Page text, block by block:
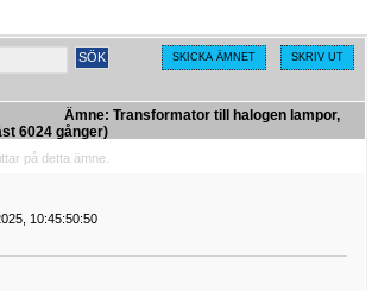
SKICKA ÄMNET SKRIV UT
Ämne: Transformator till halogen lampor,
6024 gånger)
på detta ämne.
10:45:50:50